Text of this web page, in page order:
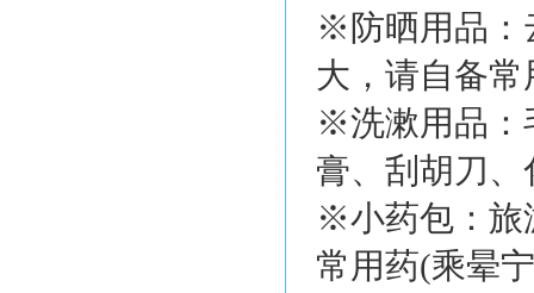
※防晒用品：
大，请自备
※洗漱用品：
膏、刮胡刀
※小药包：旅
常用药(乘晕